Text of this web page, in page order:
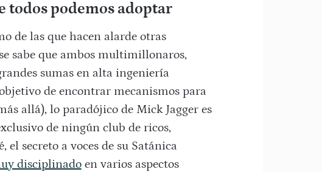
todos podemos adoptar
de las que hacen alarde otras
sabe que ambos multimillonaros,
sumas en alta ingeniería
de encontrar mecanismos para
allá), lo paradójico de Mick Jagger es
de ningún club de ricos,
el secreto a voces de su Satánica
disciplinadoen varios aspectos